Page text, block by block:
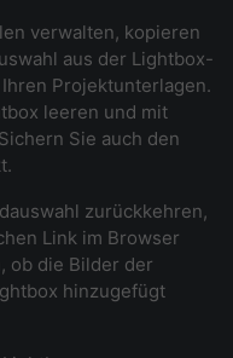
verwalten, kopieren
aus der Lightbox-
Projektunterlagen.
leeren und mit
Sie auch den
zurückkehren,
Link im Browser
ob die Bilder der
hinzugefügt